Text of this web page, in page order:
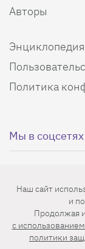
Авторы
Политика
Мы в соцсетях
Наш сайт
и
Продолжая
c
политики